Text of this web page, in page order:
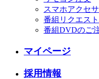
スマホアクセ
番組リクエス
番組DVDのご
マイページ
採用情報